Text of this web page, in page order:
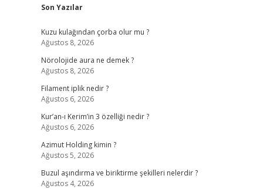
Sidebar
Son Yazılar
Kuzu kulağından çorba olur mu ?
Ağustos 8, 2026
Nörolojide aura ne demek ?
Ağustos 8, 2026
Filament iplik nedir ?
Ağustos 6, 2026
Kur’an-ı Kerim’in 3 özelliği nedir ?
Ağustos 6, 2026
Azimut Holding kimin ?
Ağustos 5, 2026
Buzul aşındırma ve biriktirme şekilleri nelerdir ?
Ağustos 4, 2026
güncel giriş